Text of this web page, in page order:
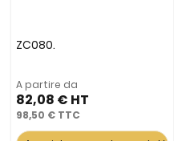
ZC080.
A partire da
82,08 €
98,50 €